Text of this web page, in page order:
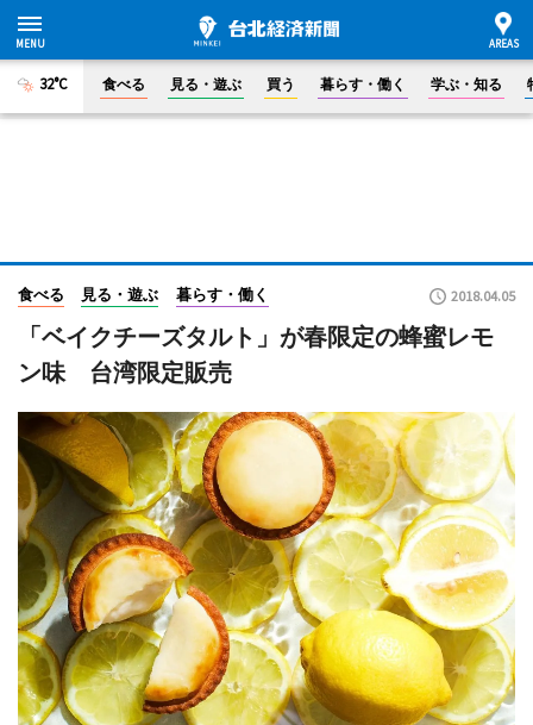
32°C 食べる 見る・遊ぶ 買う 暮らす・働く 学ぶ・知る
食べる 見る・遊ぶ 暮らす・働く 2018.04.05
「ベイクチーズタルト」が春限定の蜂蜜レモ
ン味 台湾限定販売